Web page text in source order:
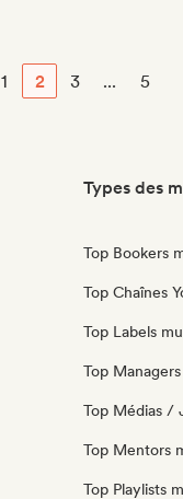
1 2 3 ... 5
Types des
Top Bookers
Top Chaînes
Top Labels
Top
Top Médias /
Top Mentors
Top Playlists